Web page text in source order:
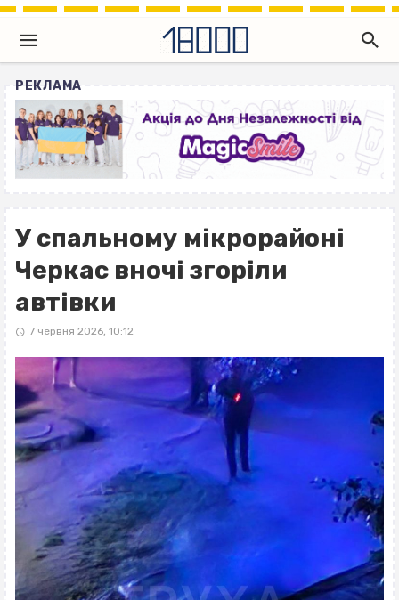
РЕКЛАМА
У спальному мікрорайоні
Черкас вночі згоріли
автівки
7 червня 2026, 10:12